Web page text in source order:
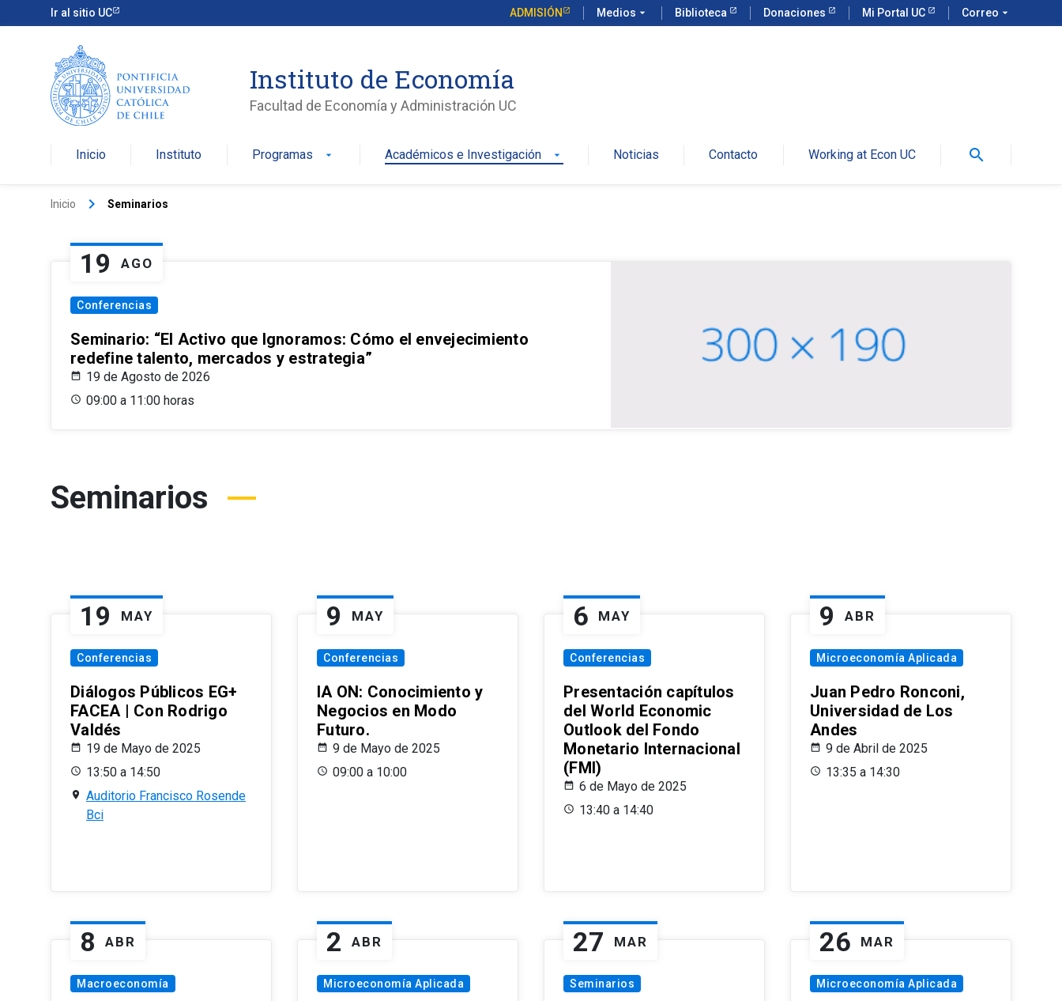
Ir al sitio UC ADMISIÓN Medios arrow_drop_down Biblioteca Donaciones Mi Portal UC Correo arrow_drop_down
Instituto de Economía
Facultad de Economía y Administración UC
Inicio Instituto Programas arrow_drop_down Académicos e Investigación arrow_drop_down Noticias Contacto Working at Econ UC search
Inicio keyboard_arrow_right Seminarios
19 AGO
Conferencias
Seminario: “El Activo que Ignoramos: Cómo el envejecimiento
redefine talento, mercados y estrategia”
19 de Agosto de 2026
09:00 a 11:00 horas
Seminarios
19 MAY
Conferencias
Diálogos Públicos EG+
FACEA | Con Rodrigo
Valdés
19 de Mayo de 2025
13:50 a 14:50
Auditorio Francisco Rosende
Bci
9 MAY
Conferencias
IA ON: Conocimiento y
Negocios en Modo
Futuro.
9 de Mayo de 2025
09:00 a 10:00
6 MAY
Conferencias
Presentación capítulos
del World Economic
Outlook del Fondo
Monetario Internacional
(FMI)
6 de Mayo de 2025
13:40 a 14:40
9 ABR
Microeconomía Aplicada
Juan Pedro Ronconi,
Universidad de Los
Andes
9 de Abril de 2025
13:35 a 14:30
8 ABR
Macroeconomía
2 ABR
Microeconomía Aplicada
27 MAR
Seminarios
26 MAR
Microeconomía Aplicada